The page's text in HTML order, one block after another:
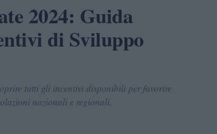
2024: Guida
di Sviluppo
tutti gli incentivi disponibili per favorire
nazionali e regionali.